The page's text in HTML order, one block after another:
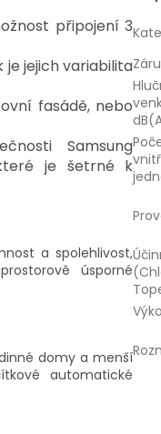
připojení 3
jejich variabilita
fasádě, nebo
Samsung
je šetrné k
a spolehlivost,
úsporné
domy a menší
automatické